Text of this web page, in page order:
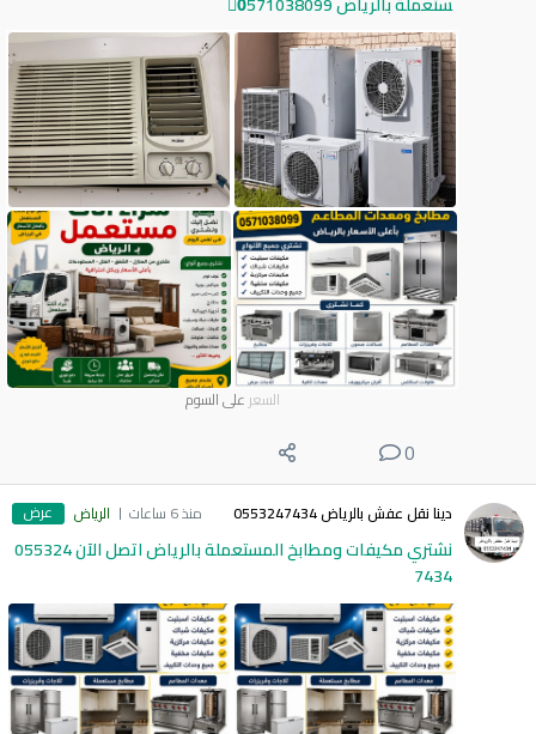
السعر على السوم
0
دينا نقل عفش بالرياض 0553247434 منذ 6 ساعات الرياض عرض
نشتري مكيفات ومطابخ المستعملة بالرياض اتصل الآن 055324
7434